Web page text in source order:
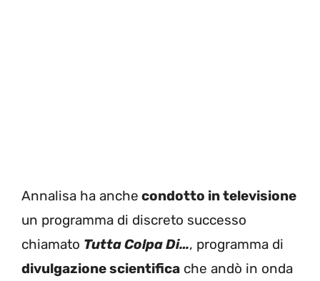
Annalisa ha anche condotto in televisione
un programma di discreto successo
chiamato Tutta Colpa Di…, programma di
divulgazione scientifica che andò in onda